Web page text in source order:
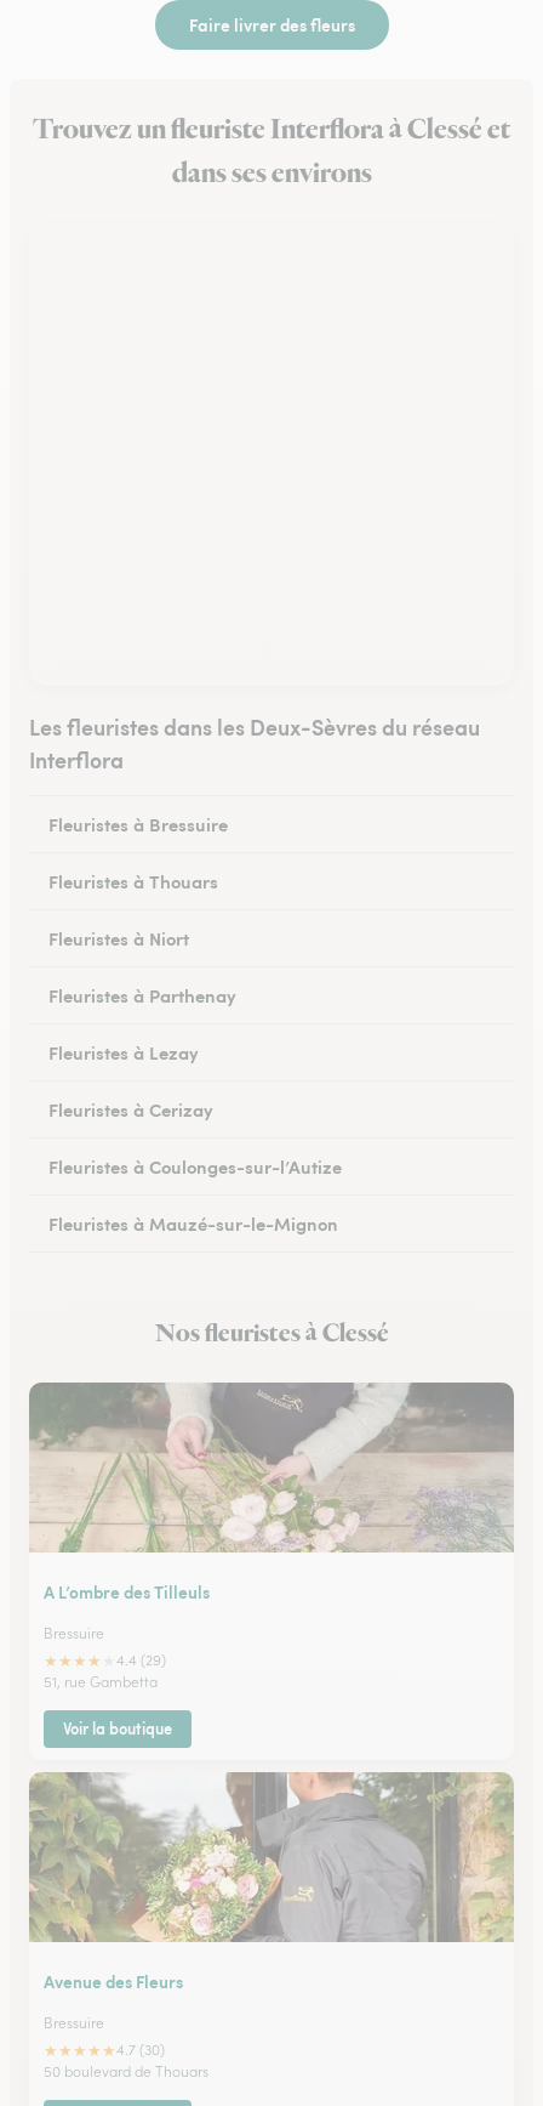
Faire livrer des fleurs
Trouvez un fleuriste Interflora à Clessé et
dans ses environs
Les fleuristes dans les Deux-Sèvres du réseau
Interflora
Fleuristes à Bressuire
Fleuristes à Thouars
Fleuristes à Niort
Fleuristes à Parthenay
Fleuristes à Lezay
Fleuristes à Cerizay
Fleuristes à Coulonges-sur-l’Autize
Fleuristes à Mauzé-sur-le-Mignon
Fleuristes à Celles-sur-Belle
Nos fleuristes à Clessé
A L’ombre des Tilleuls
Bressuire
★★★★
4.4 (29)
51, rue Gambetta
Voir la boutique
Avenue des Fleurs
Bressuire
★★★★★4.7 (30)
50 boulevard de Thouars